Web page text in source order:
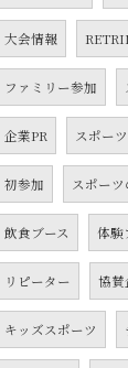
大会情報
ファミリー参加
企業PR スポー
初参加 スポーツ
飲食ブース 体験
リピーター 協賛
キッズスポーツ